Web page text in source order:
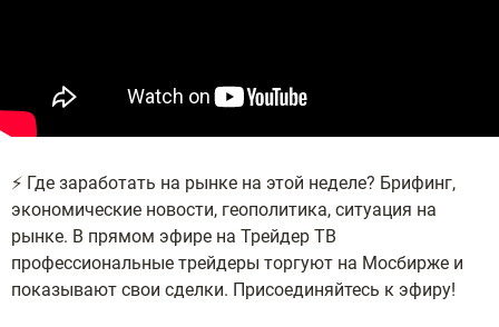
⚡️ Где заработать на рынке на этой неделе? Брифинг,
экономические новости, геополитика, ситуация на
рынке. В прямом эфире на Трейдер ТВ
профессиональные трейдеры торгуют на Мосбирже и
показывают свои сделки. Присоединяйтесь к эфиру!